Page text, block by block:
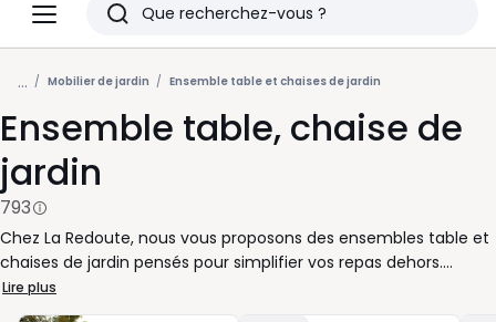
Menu
Redoute
Rechercher
Derniers
articles
vus
... Mobilier de jardin Ensemble table et chaises de jardin
Ensemble table, chaise de
jardin
793
Chez La Redoute, nous vous proposons des ensembles table et
chaises de jardin pensés pour simplifier vos repas dehors.
Pratique pour aménager une terrasse, un balcon ou un coin
repas au jardin, cet ensemble réunit tout ce qu’il faut pour
Lire plus